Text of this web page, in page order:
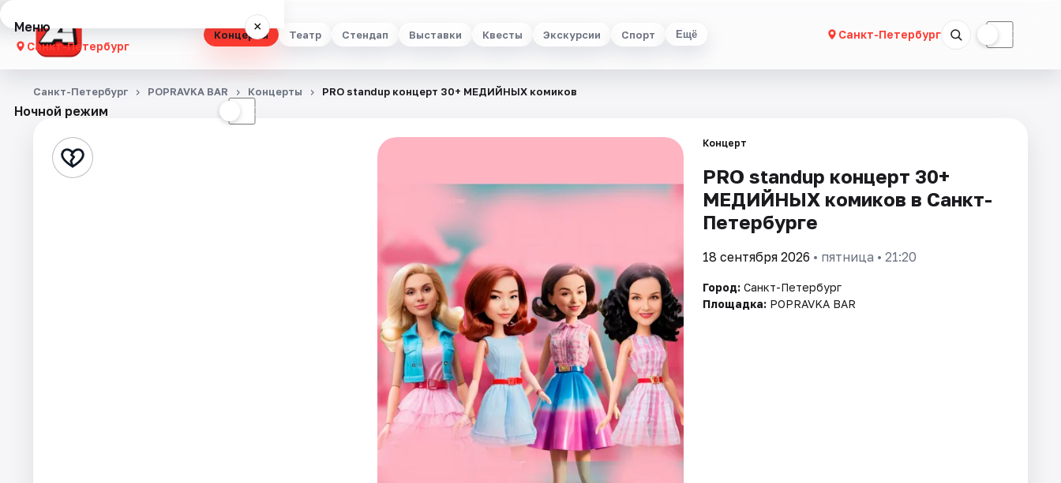
Концерты Театр Стендап Выставки Квесты Экскурсии Спорт Ещё Санкт-Петербург ☾
Меню ×
Санкт-Петербург
Концерты
Стендап
Ночной режим ☾
Санкт-Петербург POPRAVKA BAR Концерты PRO standup концерт 30+ МЕДИЙНЫХ комиков
Концерт
PRO standup концерт 30+
МЕДИЙНЫХ комиков в Санкт-
Петербурге
18 сентября 2026 • пятница • 21:20
Город: Санкт-Петербург
Площадка: POPRAVKA BAR